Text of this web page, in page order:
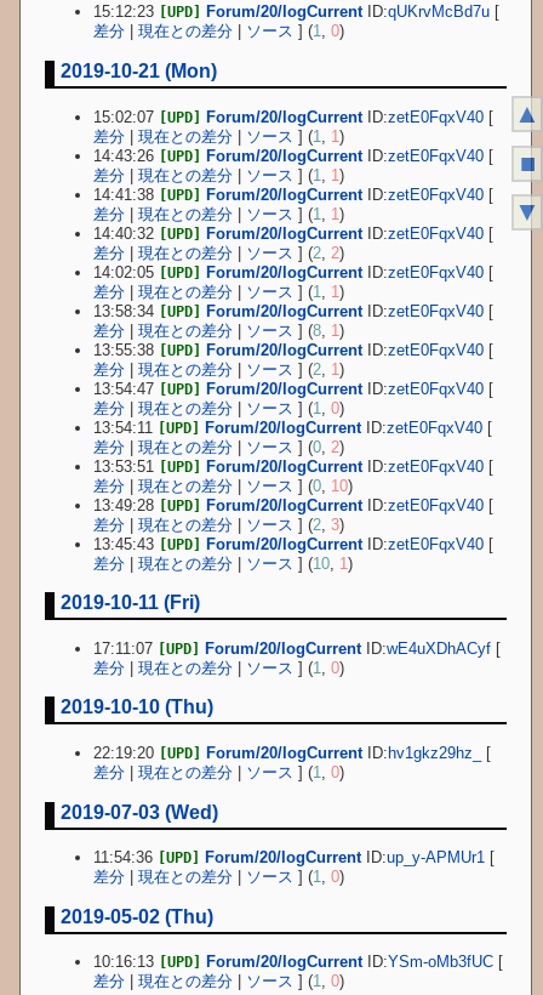
15:12:23 [UPD] Forum/20/logCurrentID:qUKrvMcBd7u [
差分 |現在との差分 ソース ] (1,0)
2019-10-21 (Mon)
15:02:07 [UPD] Forum/20/logCurrentID:zetE0FqxV40 [
差分 |現在との差分 | ソース ] (1 1)
14:43:26 [UPD] Forum/20/logCurrentID:zetE0FqxV40 [
差分 |現在との差分 | ソース ] (1 1)
14:41:38 [UPD] Forum/20/logCurrentID:zetE0FqxV40 [
差分 |現在との差分 | ソース ] (1 1)
14:40:32 [UPD] Forum/20/logCurrentID:zetE0FqxV40 [
差分 |現在との差分 | ソース ] (2 2)
14:02:05 [UPD] Forum/20/logCurrentID:zetE0FqxV40 [
差分 |現在との差分 | ソース ] (1 1)
13:58:34 [UPD] Forum/20/logCurrentID:zetE0FqxV40 [
差分 |現在との差分 | ソース ] (8 1)
13:55:38 [UPD] Forum/20/logCurrentID:zetE0FqxV40 [
差分 |現在との差分 | ソース ] (2 1)
13:54:47 [UPD] Forum/20/logCurrentID:zetE0FqxV40 [
差分 |現在との差分 | ソース ] (1 ,0)
13:54:11
[UPD] Forum/20/logCurrentID:zetE0FqxV40 [
差分 |現在との差分 | ソース ] (0 2)
13:53:51
[UPD] Forum/20/logCurrentID:zetE0FqxV40 [
差分 |現在との差分 | ソース ] (0 10)
13:49:28 [UPD] Forum/20/logCurrentID:zetE0FqxV40 [
差分 |現在との差分 | ソース ] (2 ,3)
13:45:43 [UPD] Forum/20/logCurrentID:zetE0FqxV40 [
差分 |現在との差分 | ソース ] (10 1)
2019-10-11 (Fri)
17:11:07 [UPD] Forum/20/logCurrentID:wE4uXDhACyf [
差分 |現在との差分 ソース ] (1 ,0)
2019-10-10 (Thu)
22:19:20 [UPD] Forum/20/logCurrentID: hv1gkz29hz_
[
差分 |現在との差分 ソース ] (1 ,0)
2019-07-03 (Wed)
11:54:36 [UPD] Forum/20/logCurrentID:up_y-APMUr1 [
差分 |現在との差分 ソース ] (1,0)
2019-05-02 (Thu)
10:16:13 [UPD] Forum/20/logCurrentID:YSm-oMb3fUC [
差分 |現在との差分 ソース ] (1,0)
▲
■
▼